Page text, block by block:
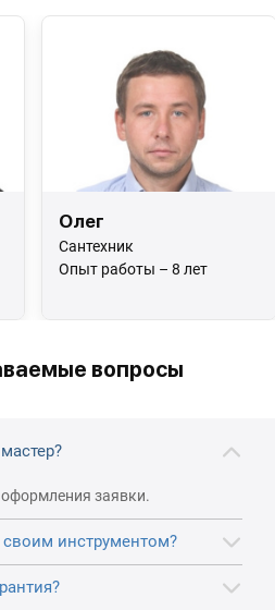
Олег
Сантехник
Опыт работы – 8 лет
вопросы
заявки.
инструментом?